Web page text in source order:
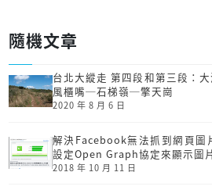
隨機文章
台北大縱走 第四段和第三段：
風櫃嘴─石梯嶺─擎天崗
2020 年 8 月 6 日
解決Facebook無法抓到網頁圖
設定Open Graph協定來顯示圖
2018 年 10 月 11 日